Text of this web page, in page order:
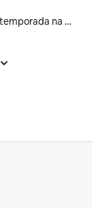
Aluguéis por temporada na orla